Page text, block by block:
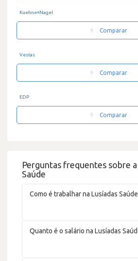
Perguntas frequentes sobre a
Saúde
Como é trabalhar na Lusíadas
Quanto é o salário na Lusíadas
Kuehne+Nagel
Comparar
Vestas
Comparar
EDP
Comparar